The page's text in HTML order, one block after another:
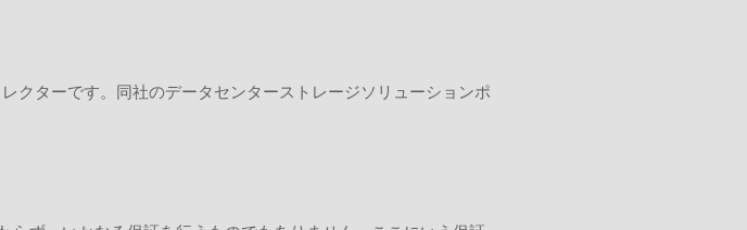
クターです。同社のデータセンターストレージソリューションポ